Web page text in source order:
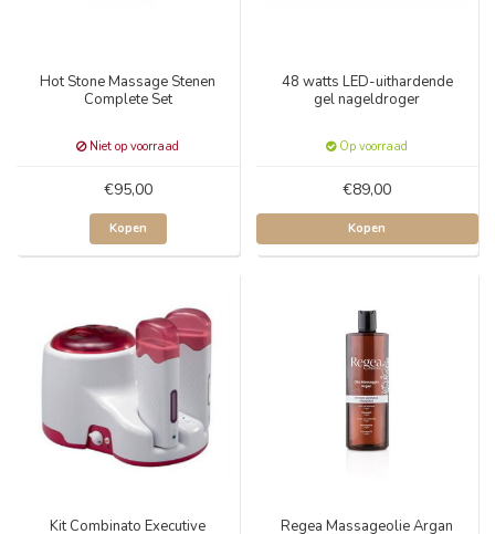
Hot Stone Massage Stenen
Complete Set
Niet op voorraad
€95,00
Kopen
48 watts LED-uithardende
gel nageldroger
Op voorraad
€89,00
Kopen
Kit Combinato Executive
Regea Massageolie Argan